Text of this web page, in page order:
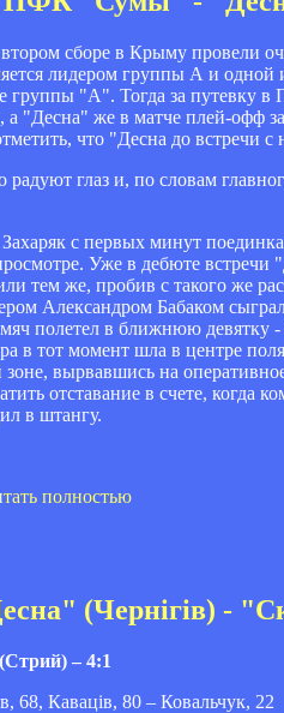
сборе в Крыму провели
лидером группы А и
"А". Тогда за путевку в
а "Десна" же в матче плей-офф
что "Десна до встречи
глаз и, по словам
с первых минут поединка
Уже в дебюте
тем же, пробив с такого же
Александром Бабаком
полетел в ближнюю девятку
в тот момент шла в центре
вырвавшись на
отставание в счете,
в штангу.
полностью
(Чернігів) -
– 4:1
68, Каваців, 80 – Ковальчук, 22